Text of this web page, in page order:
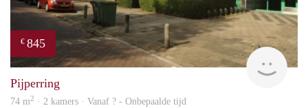
€ 845
rent
Pijperring
74 m2 · 2 kamers · Vanaf ? - Onbepaalde tijd